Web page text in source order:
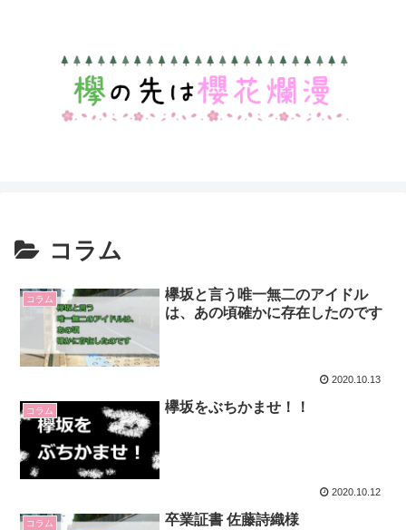
コラム
コラム
欅坂と言う唯一無二のアイドル
は、あの頃確かに存在したのです
2020.10.13
コラム 欅坂をぶちかませ！！
2020.10.12
コラム 卒業証書 佐藤詩織様